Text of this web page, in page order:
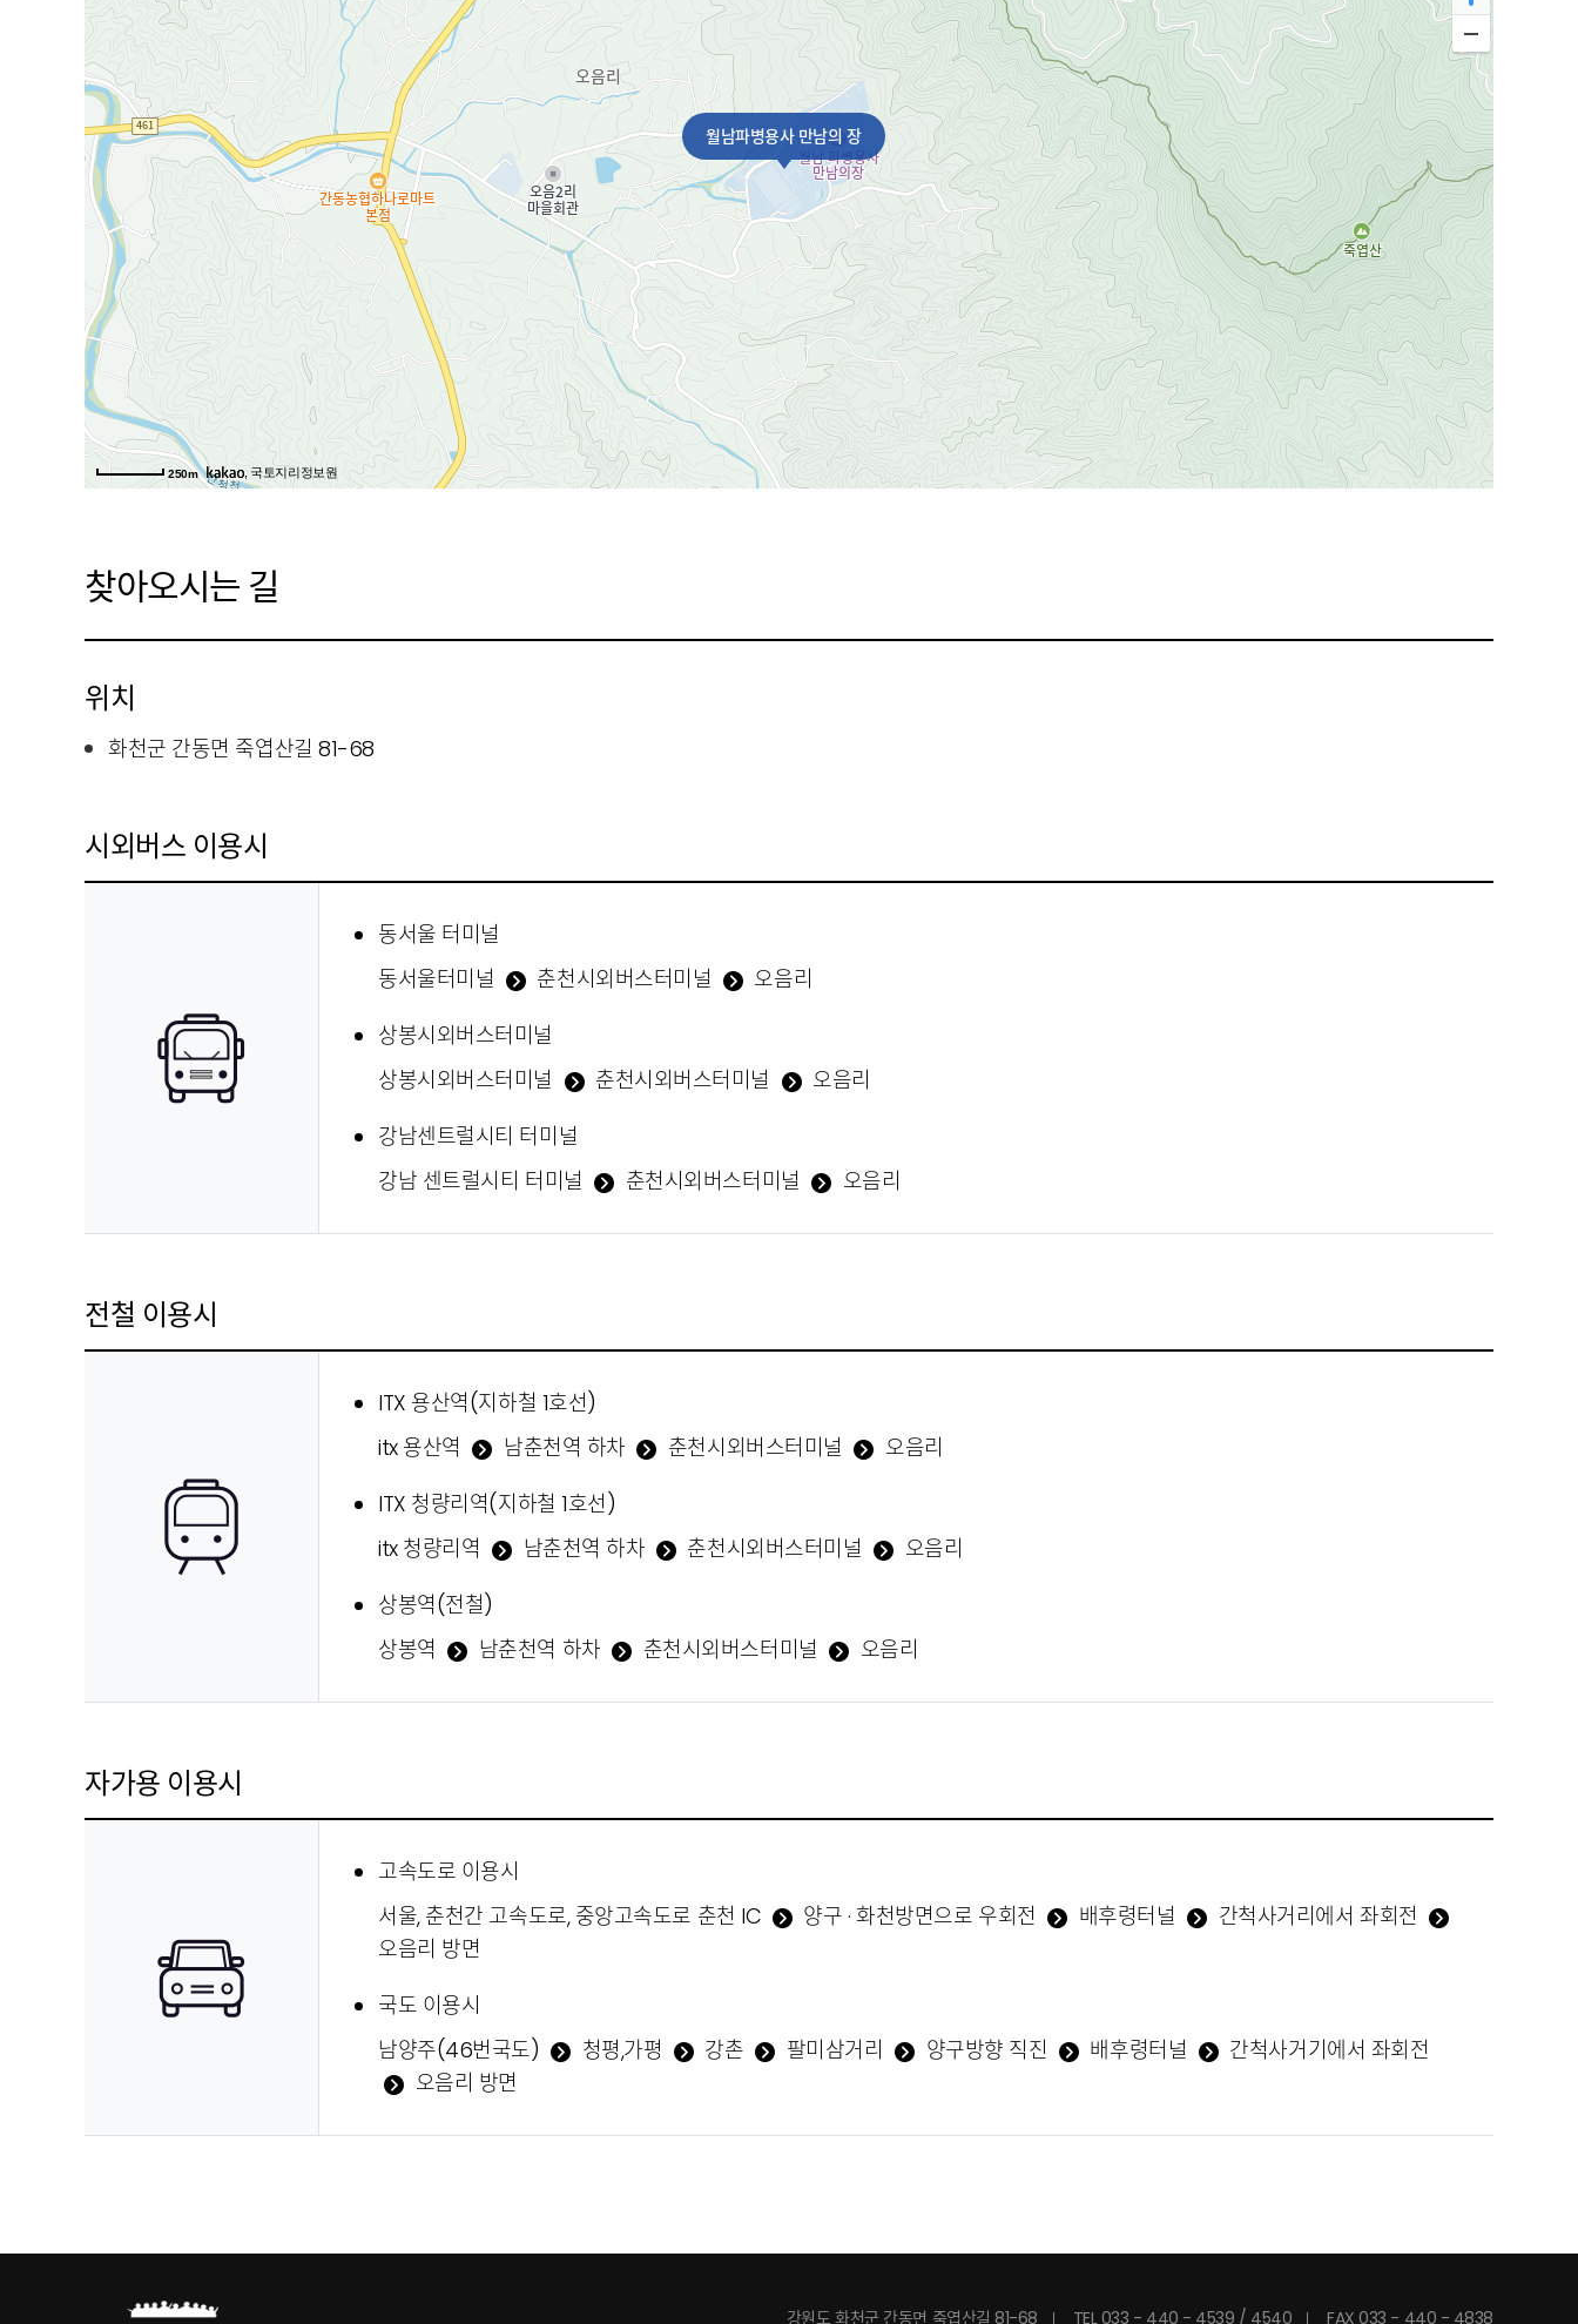
월남파병용사 만남의 장
250m , 국토지리정보원
찾아오시는 길
위치
화천군 간동면 죽엽산길 81-68
시외버스 이용시
동서울 터미널
동서울터미널
춘천시외버스터미널
오음리
상봉시외버스터미널
상봉시외버스터미널
춘천시외버스터미널
오음리
강남센트럴시티 터미널
강남 센트럴시티 터미널
춘천시외버스터미널 오음리
전철 이용시
ITX 용산역(지하철 1호선)
itx 용산역
남춘천역 하차 춘천시외버스터미널
오음리
ITX 청량리역(지하철 1호선)
itx 청량리역
남춘천역 하차 춘천시외버스터미널
오음리
상봉역(전철)
상봉역
남춘천역 하차 춘천시외버스터미널 오음리
자가용 이용시
고속도로 이용시
서울, 춘천간 고속도로, 중앙고속도로 춘천 IC
양구 · 화천방면으로 우회전 배후령터널
간척사거리에서 좌회전
오음리 방면
국도 이용시
남양주(46번국도)
청평,가평 강촌 팔미삼거리 양구방향 직진 배후령터널
간척사거기에서 좌회전
오음리 방면
강원도 화천군 간동면 죽엽산길 81-68 TEL 033 - 440 - 4539 / 4540 FAX 033 - 440 - 4838